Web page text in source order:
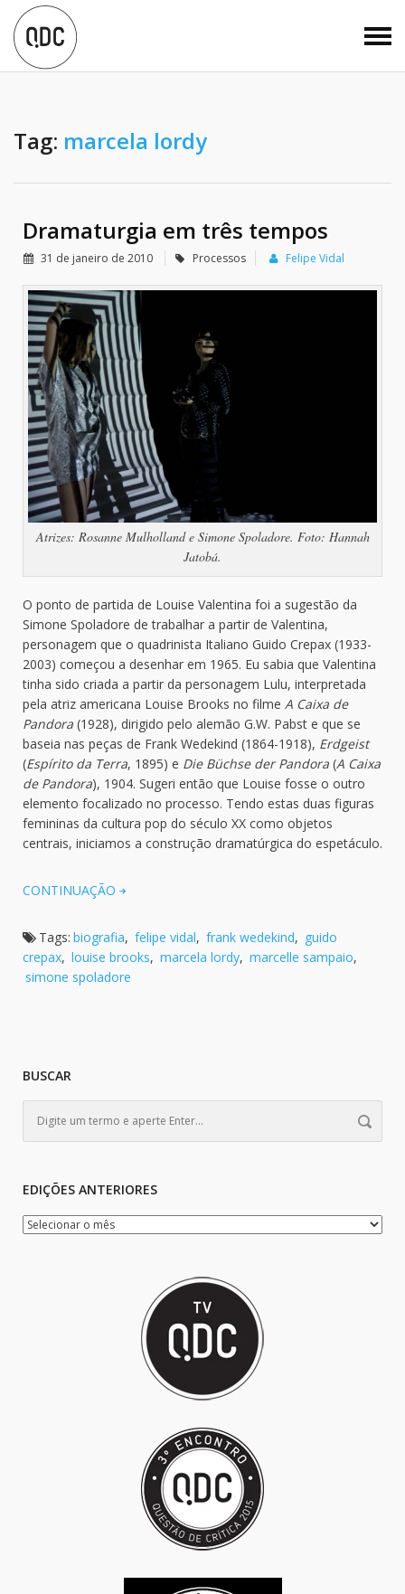
Tag: marcela lordy
Dramaturgia em três tempos
31 de janeiro de 2010 Processos Felipe Vidal
Atrizes: Rosanne Mulholland e Simone Spoladore. Foto: Hannah
Jatobá.
O ponto de partida de Louise Valentina foi a sugestão da
Simone Spoladore de trabalhar a partir de Valentina,
personagem que o quadrinista Italiano Guido Crepax (1933-
2003) começou a desenhar em 1965. Eu sabia que Valentina
tinha sido criada a partir da personagem Lulu, interpretada
pela atriz americana Louise Brooks no filme A Caixa de
Pandora (1928), dirigido pelo alemão G.W. Pabst e que se
baseia nas peças de Frank Wedekind (1864-1918), Erdgeist
(Espírito da Terra, 1895) e Die Büchse der Pandora (A Caixa
de Pandora), 1904. Sugeri então que Louise fosse o outro
elemento focalizado no processo. Tendo estas duas figuras
femininas da cultura pop do século XX como objetos
centrais, iniciamos a construção dramatúrgica do espetáculo.
CONTINUAÇÃO
Tags: biografia, felipe vidal, frank wedekind, guido
crepax, louise brooks, marcela lordy, marcelle sampaio,
simone spoladore
BUSCAR
EDIÇÕES ANTERIORES